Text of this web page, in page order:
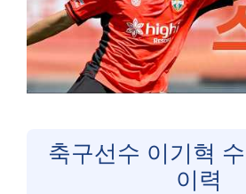
축구선수 이기혁
이력